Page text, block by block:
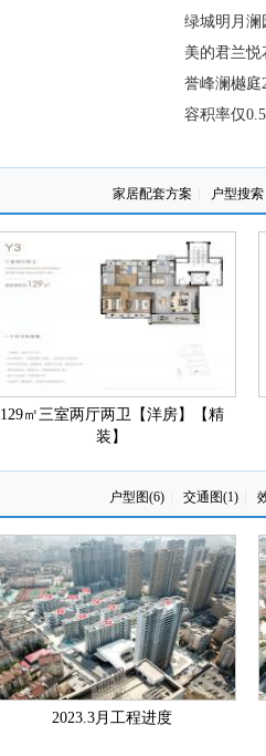
绿城明月澜
美的君兰悦
誉峰澜樾庭
容积率仅
家居配套方案 户型搜索
129㎡三室两厅两卫【洋房】【精
装】
户型图(6) 交通图(1)
2023.3月工程进度